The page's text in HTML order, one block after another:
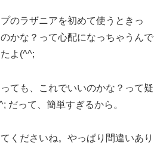
のラザニアを初めて使うときっ
かな？って心配になっちゃうんで
よ(^^;
ても、これでいいのかな？って疑
だって、簡単すぎるから。
くださいね。やっぱり間違いあり